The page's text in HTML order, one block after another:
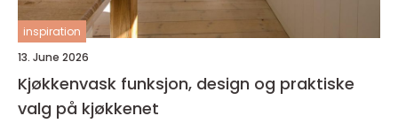
inspiration
13. June 2026
Kjøkkenvask funksjon, design og praktiske
valg på kjøkkenet